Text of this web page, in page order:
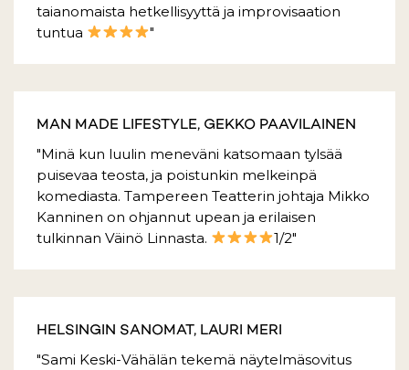
taianomaista hetkellisyyttä ja improvisaation
tuntua
"
MAN MADE LIFESTYLE, GEKKO PAAVILAINEN
"Minä kun luulin meneväni katsomaan tylsää
puisevaa teosta, ja poistunkin melkeinpä
komediasta. Tampereen Teatterin johtaja Mikko
Kanninen on ohjannut upean ja erilaisen
tulkinnan Väinö Linnasta.
1/2"
HELSINGIN SANOMAT, LAURI MERI
"Sami Keski-Vähälän tekemä näytelmäsovitus